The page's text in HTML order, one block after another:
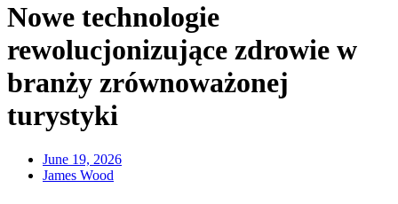
Nowe technologie
rewolucjonizujące zdrowie w
branży zrównoważonej
turystyki
June 19, 2026
James Wood